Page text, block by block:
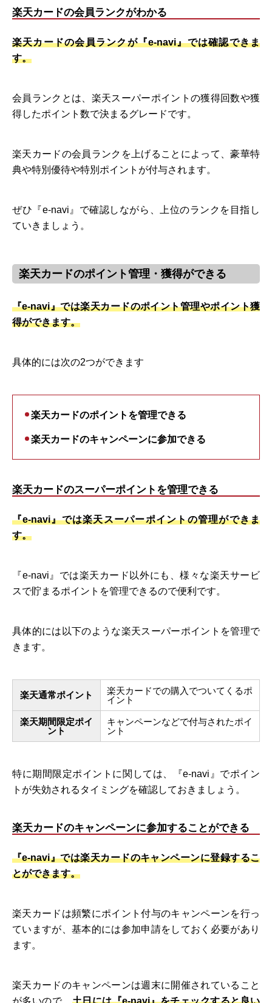
楽天カードの会員ランクがわかる
楽天カードの会員ランクが『e-navi』では確認できま
す。
会員ランクとは、楽天スーパーポイントの獲得回数や獲
得したポイント数で決まるグレードです。
楽天カードの会員ランクを上げることによって、豪華特
典や特別優待や特別ポイントが付与されます。
ぜひ『e-navi』で確認しながら、上位のランクを目指し
ていきましょう。
楽天カードのポイント管理・獲得ができる
『e-navi』では楽天カードのポイント管理やポイント獲
得ができます。
具体的には次の2つができます
楽天カードのポイントを管理できる
楽天カードのキャンペーンに参加できる
楽天カードのスーパーポイントを管理できる
『e-navi』では楽天スーパーポイントの管理ができま
す。
『e-navi』では楽天カード以外にも、様々な楽天サービ
スで貯まるポイントを管理できるので便利です。
具体的には以下のような楽天スーパーポイントを管理で
きます。
楽天通常ポイント
楽天カードでの購入でついてくるポ
イント
楽天期間限定ポイ
ント
キャンペーンなどで付与されたポイ
ント
特に期間限定ポイントに関しては、『e-navi』でポイン
トが失効されるタイミングを確認しておきましょう。
楽天カードのキャンペーンに参加することができる
『e-navi』では楽天カードのキャンペーンに登録するこ
とができます。
楽天カードは頻繁にポイント付与のキャンペーンを行っ
ていますが、基本的には参加申請をしておく必要があり
ます。
楽天カードのキャンペーンは週末に開催されていること
が多いので、 土日には『e-navi』をチェックすると良い